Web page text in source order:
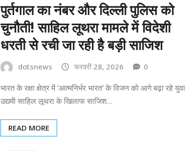
पुर्तगाल का नंबर और दिल्ली पुलिस को
चुनौती! साहिल लूथरा मामले में विदेशी
धरती से रची जा रही है बड़ी साजिश
dotsnews फरवरी 28, 2026 0
भारत के रक्षा क्षेत्र में ‘आत्मनिर्भर भारत’ के विजन को आगे बढ़ा रहे युवा
उद्यमी साहिल लूथरा के खिलाफ साजिश…
READ MORE